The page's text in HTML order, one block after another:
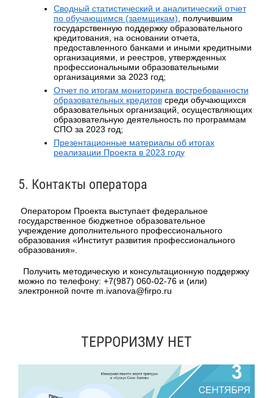
Сводный статистический и аналитический отчет
по обучающимся (заемщикам), получившим
государственную поддержку образовательного
кредитования, на основании отчета,
предоставленного банками и иными кредитными
организациями, и реестров, утвержденных
профессиональными образовательными
организациями за 2023 год;
Отчет по итогам мониторинга востребованности
образовательных кредитовсреди обучающихся
образовательных организаций, осуществляющих
образовательную деятельность по программам
СПО за 2023 год;
Презентационные материалы об итогах
реализации Проекта в 2023 году
5. Контакты оператора
Оператором Проекта выступает федеральное
государственное бюджетное образовательное
учреждение дополнительного профессионального
образования «Институт развития профессионального
образования».
Получить методическую и консультационную поддержку
можно по телефону: +7(987) 060-02-76 и (или)
электронной почте m.ivanova@firpo.ru
ТЕРРОРИЗМУ НЕТ